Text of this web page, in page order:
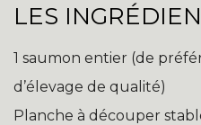
LES
1 saumon entier (de
d’élevage de qualité)
Planche à découper